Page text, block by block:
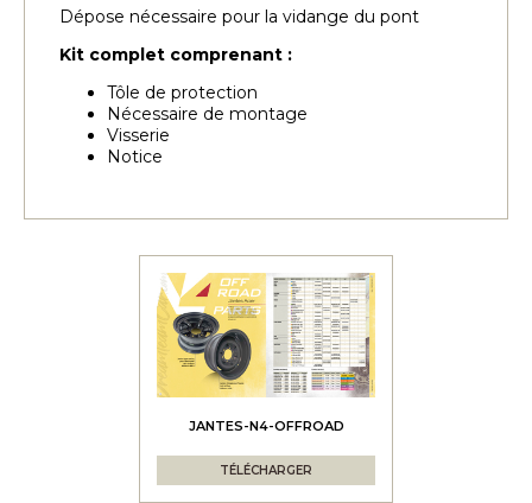
Dépose nécessaire pour la vidange du pont
Kit complet comprenant :
Tôle de protection
Nécessaire de montage
Visserie
Notice
JANTES-N4-OFFROAD
TÉLÉCHARGER